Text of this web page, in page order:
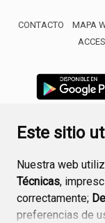
Este sitio
Nuestra web
Técnicas,
correctamente;
preferencias de
CONTACTO MAPA